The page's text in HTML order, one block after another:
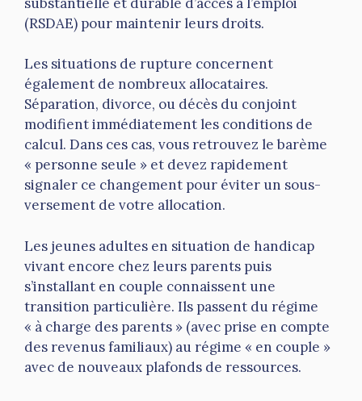
(RSDAE) pour maintenir leurs droits.
Les situations de rupture concernent
également de nombreux allocataires.
Séparation, divorce, ou décès du conjoint
modifient immédiatement les conditions de
calcul. Dans ces cas, vous retrouvez le barème
« personne seule » et devez rapidement
signaler ce changement pour éviter un sous-
versement de votre allocation.
Les jeunes adultes en situation de handicap
vivant encore chez leurs parents puis
s’installant en couple connaissent une
transition particulière. Ils passent du régime
« à charge des parents » (avec prise en compte
des revenus familiaux) au régime « en couple »
avec de nouveaux plafonds de ressources.